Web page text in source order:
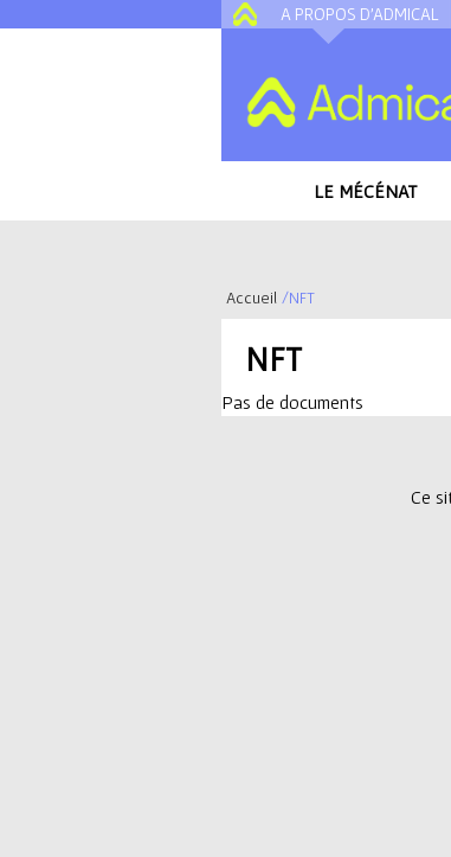
A PROPOS D'ADMICAL
LE MÉCÉNAT
Accueil /NFT
NFT
Pas de documents
Ce